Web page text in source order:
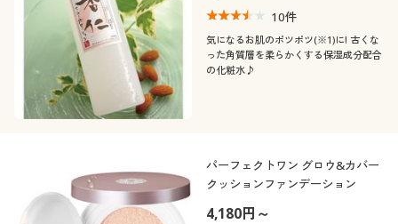
10件
気になるお肌のポツポツ(※1)に! 古くな
った角質層を柔らかくする保湿成分配合
の化粧水♪
パーフェクトワン グロウ&カバー
クッションファンデーション
4,180円～